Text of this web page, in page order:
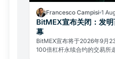
Francesco Campisi 1
BitMEX宣布关闭：发
幕
BitMEX宣布将于2026年9月
100倍杠杆永续合约的交易所